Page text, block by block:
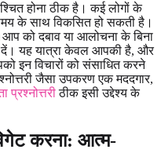
होना ठीक है। कई लोगों के
के साथ विकसित हो सकती है।
को दबाव या आलोचना के बिना
यह यात्रा केवल आपकी है, और
इन विचारों को संसाधित करने
जैसा उपकरण एक मददगार,
प्रश्नोत्तरीठीक इसी उद्देश्य के
करना: आत्म-